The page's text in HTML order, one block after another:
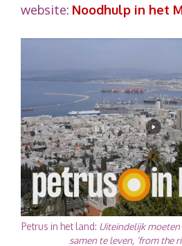
website: Noodhulp in het
Petrus in het land: Uiteindelijk
samen te leven, ‘from the